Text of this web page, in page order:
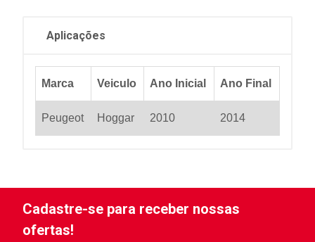
Aplicações
Marca Veiculo Ano Inicial Ano Final
Peugeot Hoggar 2010 2014
Cadastre-se para receber nossas
ofertas!